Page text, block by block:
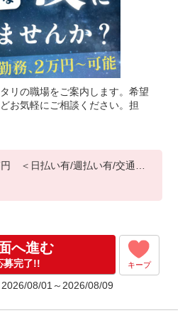
リの職場をご案内します。希望
お気軽にご相談ください。担
＜日払い有/週払い有/交通費
む)＞
へ進む
募完了!! キープ
08/01～2026/08/09